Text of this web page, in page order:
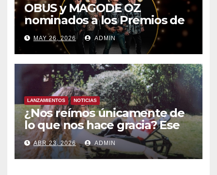
OBUS y MAGODE OZ
nominados a los Premios de
la Academia de la Música de
España- Esta noche en La 2
MAY 26, 2026 ADMIN
LANZAMIENTOS NOTICIAS
¿Nos reímos únicamente de
lo que nos hace gracia? Ese
chiste ya me lo has contado,
el nuevo single de JUAN
ANSELMO
ABR 23, 2026 ADMIN